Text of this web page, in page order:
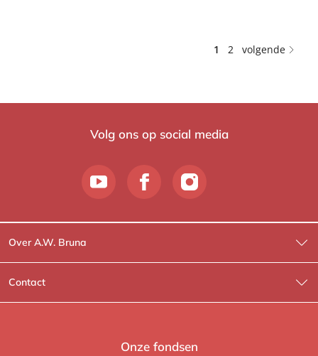
1 2 volgende
Volg ons op social media
Over A.W. Bruna
Wat wij doen
Wie is Wie?
Contact
Contactinformatie
Onze fondsen